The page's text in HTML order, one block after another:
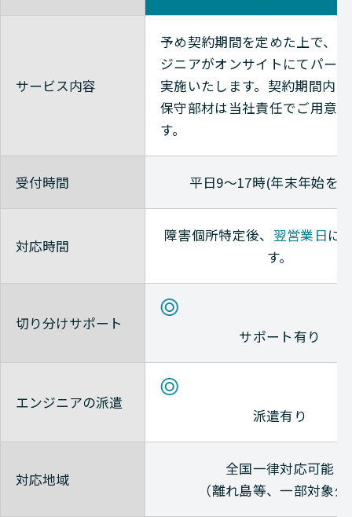
サービス内容
予め契約期間を定めた上で、
ジニアがオンサイトにてパー
実施いたします。 契約期間内
保守部材は当社責任でご用意
す。
受付時間 平日9～17時(年末年始を
対応時間
障害個所特定後、 翌営業日に
す。
切り分けサポート
サポート有り
エンジニアの派遣
派遣有り
対応地域
全国一律対応可能
（離れ島等、一部対象